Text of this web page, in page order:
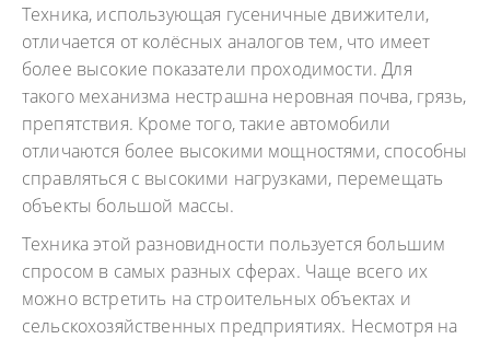
Техника, использующая гусеничные движители,
отличается от колёсных аналогов тем, что имеет
более высокие показатели проходимости. Для
такого механизма нестрашна неровная почва, грязь,
препятствия. Кроме того, такие автомобили
отличаются более высокими мощностями, способны
справляться с высокими нагрузками, перемещать
объекты большой массы.
Техника этой разновидности пользуется большим
спросом в самых разных сферах. Чаще всего их
можно встретить на строительных объектах и
сельскохозяйственных предприятиях. Несмотря на